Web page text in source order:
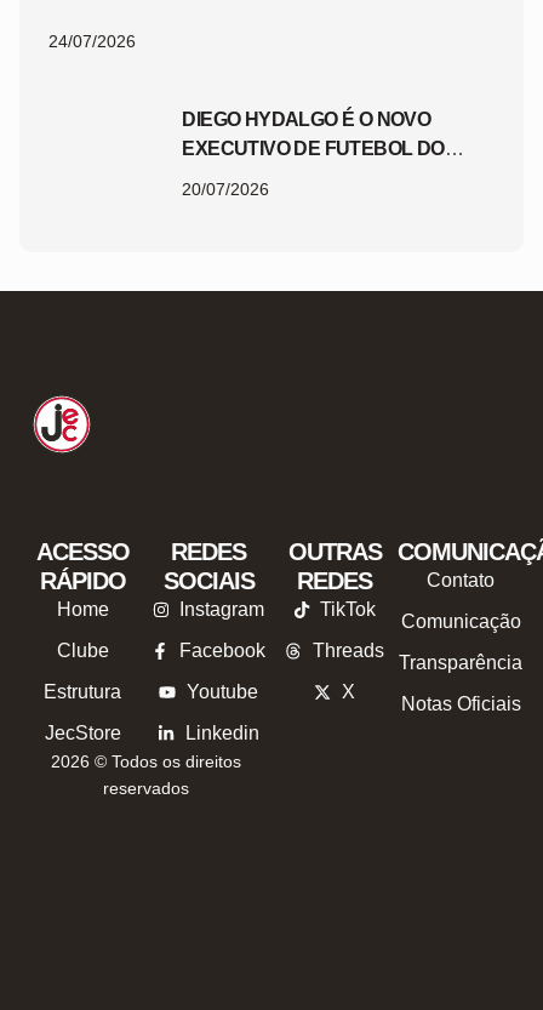
24/07/2026
DIEGO HYDALGO É O NOVO
EXECUTIVO DE FUTEBOL DO
20/07/2026
ACESSO
RÁPIDO
Home
Clube
Estrutura
JecStore
REDES
SOCIAIS
Instagram
Facebook
Youtube
Linkedin
OUTRAS
REDES
TikTok
Threads
X
Contato
Comunicação
Transparência
Notas Oficiais
2026 © Todos os direitos
reservados